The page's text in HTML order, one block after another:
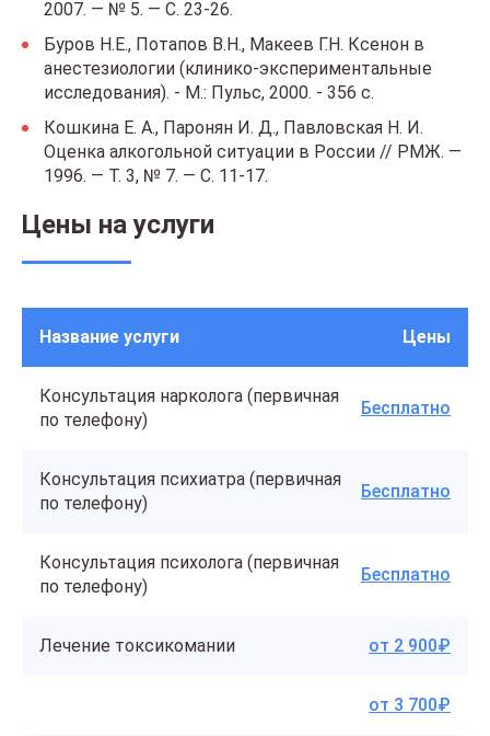
2007. — № 5. — С. 23-26.
Буров Н.Е., Потапов В.Н., Макеев Г.Н. Ксенон в
анестезиологии (клинико-экспериментальные
исследования). - М.: Пульс, 2000. - 356 с.
Кошкина Е. А., Паронян И. Д., Павловская Н. И.
Оценка алкогольной ситуации в России // РМЖ. —
1996. — Т. 3, № 7. — С. 11-17.
Цены на услуги
Название услуги Цены
Консультация нарколога (первичная
по телефону)
Бесплатно
Консультация психиатра (первичная
по телефону)
Бесплатно
Консультация психолога (первичная
по телефону)
Бесплатно
Лечение токсикомании от 2 900₽
от 3 700₽